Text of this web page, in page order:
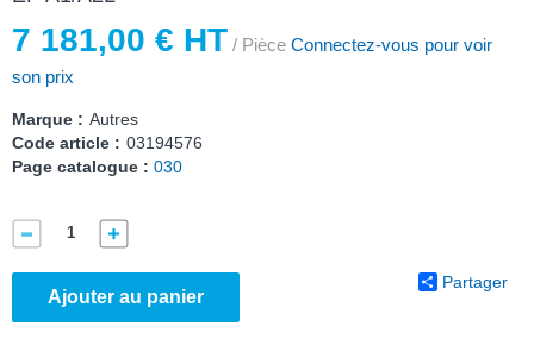
7 181,00 € HT / Pièce Connectez-vous pour voir
son prix
Marque : Autres
Code article : 03194576
Page catalogue : 030
Ajouter au panier
Partager